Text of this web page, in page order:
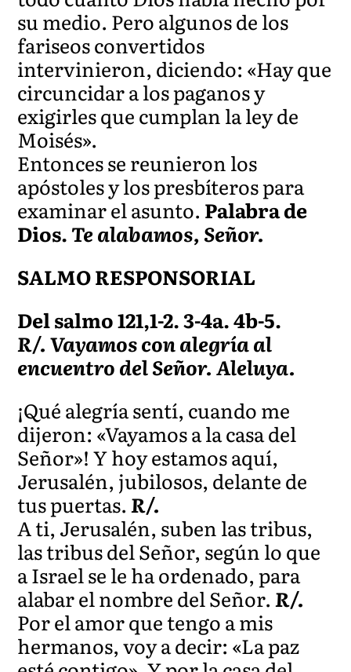
su medio. Pero algunos de los
fariseos convertidos
intervinieron, diciendo: «Hay que
circuncidar a los paganos y
exigirles que cumplan la ley de
Moisés».
Entonces se reunieron los
apóstoles y los presbíteros para
examinar el asunto. Palabra de
Dios.Te alabamos, Señor.
SALMO RESPONSORIAL
Del salmo 121,1-2. 3-4a. 4b-5.
R/. Vayamos con alegría al
encuentro del Señor. Aleluya.
¡Qué alegría sentí, cuando me
dijeron: «Vayamos a la casa del
Señor»! Y hoy estamos aquí,
Jerusalén, jubilosos, delante de
tus puertas.R/.
A ti, Jerusalén, suben las tribus,
las tribus del Señor, según lo que
a Israel se le ha ordenado, para
alabar el nombre del Señor.R/.
Por el amor que tengo a mis
hermanos, voy a decir: «La paz